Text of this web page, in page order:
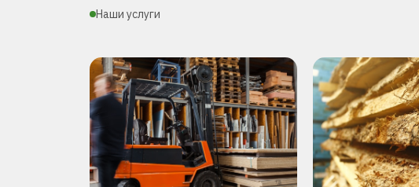
Наши услуги